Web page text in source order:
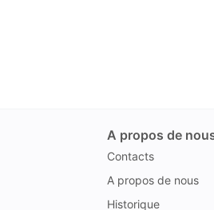
A propos de
Contacts
A propos de nous
Historique